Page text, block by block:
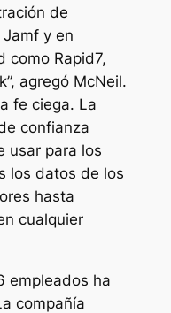
de
y en
como Rapid7,
agregó McNeil.
fe ciega. La
confianza
usar para los
los datos de los
hasta
cualquier
empleados ha
compañía